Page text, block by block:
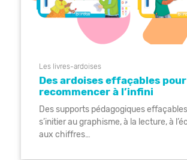
Les livres-ardoises
Des ardoises effaçables pour
recommencer à l’infini
Des supports pédagogiques
s’initier au graphisme, à la lecture, à
aux chiffres…